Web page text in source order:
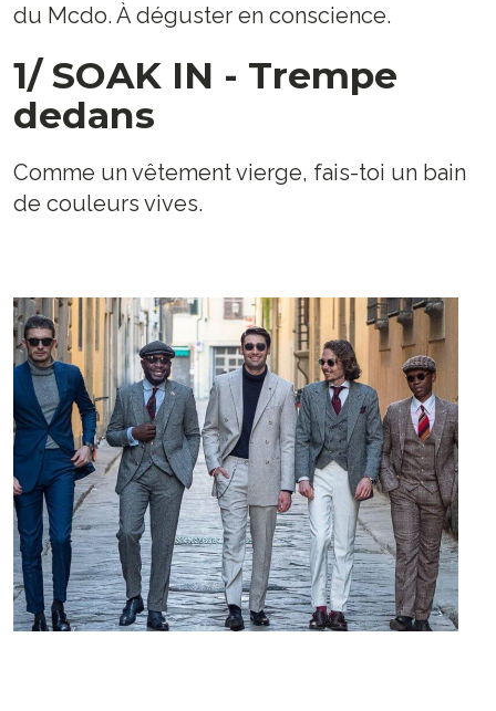
du Mcdo. À déguster en conscience.
1/ SOAK IN - Trempe
dedans
Comme un vêtement vierge, fais-toi un bain
de couleurs vives.